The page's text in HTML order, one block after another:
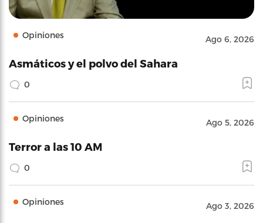
Opiniones Ago 6, 2026
Asmáticos y el polvo del Sahara
0
Opiniones Ago 5, 2026
Terror a las 10 AM
0
Opiniones Ago 3, 2026